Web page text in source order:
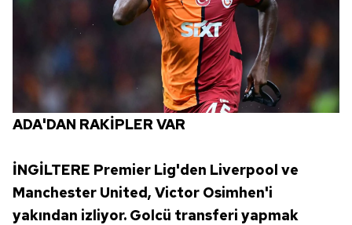
ADA'DAN RAKİPLER VAR
İNGİLTERE Premier Lig'den Liverpool ve
Manchester United, Victor Osimhen'i
yakından izliyor. Golcü transferi yapmak